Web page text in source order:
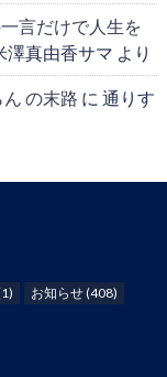
言だけで人生を
澤真由香サマ より
の末路 に 通りす
お知らせ(408)